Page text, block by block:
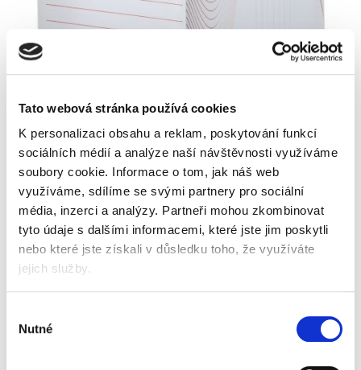
Tato webová stránka používá cookies
K personalizaci obsahu a reklam, poskytování funkcí
sociálních médií a analýze naší návštěvnosti využíváme
soubory cookie. Informace o tom, jak náš web
využíváme, sdílíme se svými partnery pro sociální
média, inzerci a analýzy. Partneři mohou zkombinovat
tyto údaje s dalšími informacemi, které jste jim poskytli
nebo které jste získali v důsledku toho, že využíváte
jejich služby.
souhlasu
Nutné
Skladem